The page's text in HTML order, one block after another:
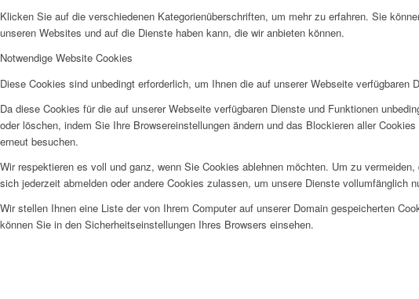
Klicken Sie auf die verschiedenen Kategorienüberschriften, um mehr zu erfahren. Sie
unseren Websites und auf die Dienste haben kann, die wir anbieten können.
Notwendige Website Cookies
Diese Cookies sind unbedingt erforderlich, um Ihnen die auf unserer Webseite verfügbaren
Da diese Cookies für die auf unserer Webseite verfügbaren Dienste und Funktionen
oder löschen, indem Sie Ihre Browsereinstellungen ändern und das Blockieren aller
erneut besuchen.
Wir respektieren es voll und ganz, wenn Sie Cookies ablehnen möchten. Um zu
sich jederzeit abmelden oder andere Cookies zulassen, um unsere Dienste
Wir stellen Ihnen eine Liste der von Ihrem Computer auf unserer Domain gespeicherten
können Sie in den Sicherheitseinstellungen Ihres Browsers einsehen.